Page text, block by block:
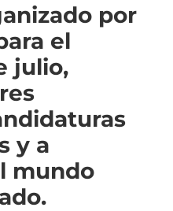
por
el
julio,
y a
mundo